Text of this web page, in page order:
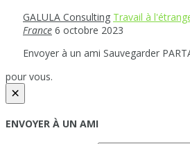
GALULA Consulting Travail à
France 6 octobre 2023
Envoyer à un ami Sauvegarder
pour vous.
×
ENVOYER À UN AMI